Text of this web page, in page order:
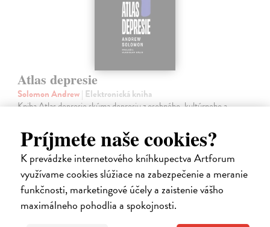
Príjmete naše cookies?
K prevádzke internetového kníhkupectva Artforum
využívame cookies slúžiace na zabezpečenie a meranie
funkčnosti, marketingové účely a zaistenie vášho
maximálneho pohodlia a spokojnosti.
Atlas depresie
Solomon Andrew| Elektronická kniha
Kniha Atlas depresie skúma depresiu z osobného, kultúrneho a
chorobou, z rozhovorov s ľuďmi s depresiou, ale aj osobnosťami z
lekárskeho,…
Na stiahnutie akoEPUB,MOBIaPDF
27,99 €